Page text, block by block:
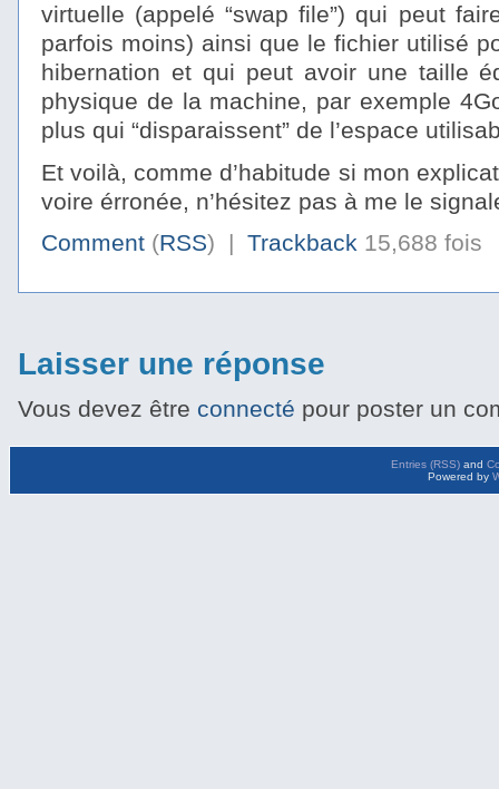
virtuelle (appelé “swap file”) qui peut
parfois moins) ainsi que le fichier utilisé
hibernation et qui peut avoir une taille
physique de la machine, par exemple
plus qui “disparaissent” de l’espace
Et voilà, comme d’habitude si mon
voire érronée, n’hésitez pas à me le
Comment (RSS) | Trackback 15,688 fois
Laisser une réponse
Vous devez être connecté pour poster un
Entries (RSS) and
Powered by